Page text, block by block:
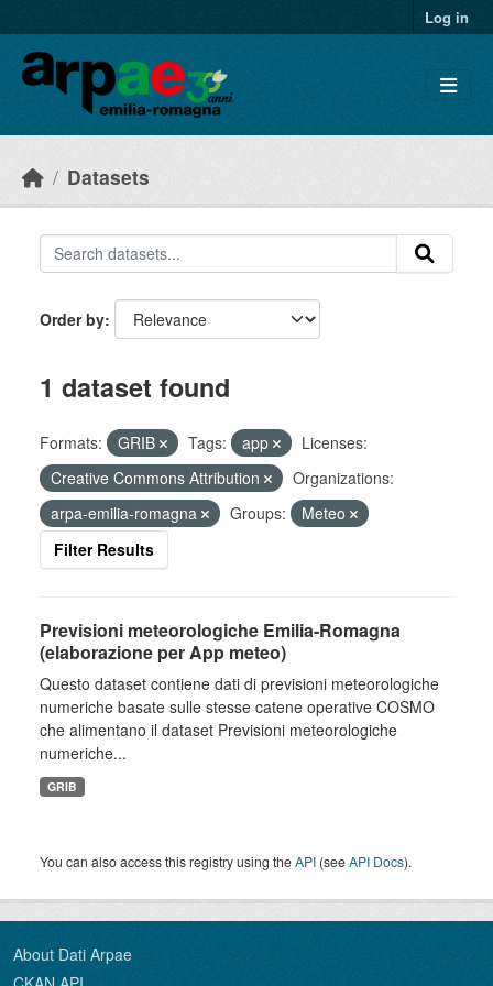
Log in
Datasets
Order by
1 dataset found
Formats: GRIB Tags: app
Licenses:
Creative Commons Attribution
Organizations:
arpa-emilia-romagna
Groups:
Meteo
Filter Results
Previsioni meteorologiche Emilia-Romagna
(elaborazione per App meteo)
Questo dataset contiene dati di previsioni meteorologiche
numeriche basate sulle stesse catene operative COSMO
che alimentano il dataset Previsioni meteorologiche
numeriche...
GRIB
You can also access this registry using theAPI (seeAPI Docs).
About Dati Arpae